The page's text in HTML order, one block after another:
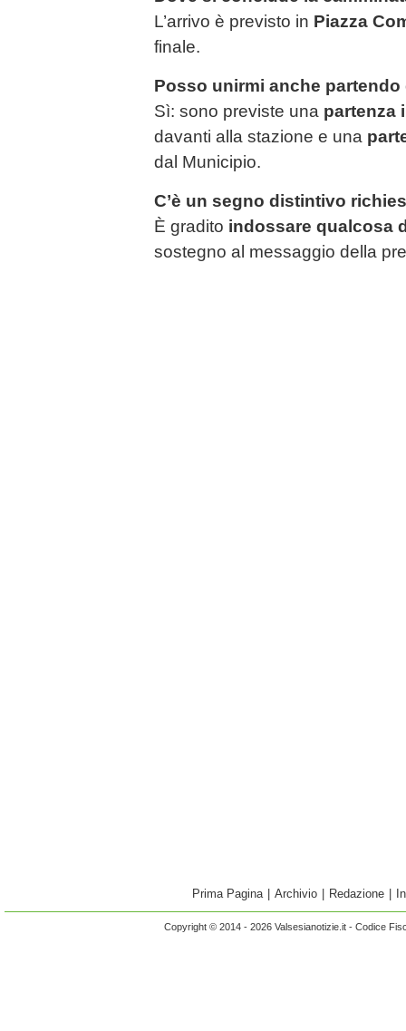
L’arrivo è previsto in Piazza
finale.
Posso unirmi anche partendo
Sì: sono previste una partenza
davanti alla stazione e una
dal Municipio.
C’è un segno distintivo
È gradito indossare qualcosa
sostegno al messaggio della
Prima Pagina | Archivio | Redazione |
Copyright © 2014 - 2026 Valsesianotizie.it - Codice